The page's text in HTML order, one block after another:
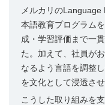
メルカリの
本語教育プログラム
成・学習評価まで一
た。加えて、社員が
なるよう言語を調整
を文化として浸透させ
こうした取り組みを